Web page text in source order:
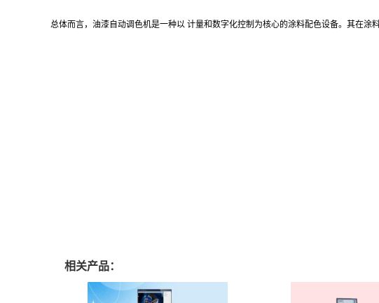
总体而言，油漆自动调色机是一种以 计量和数字化控制为核心的涂料配色设备。其在
相关产品：